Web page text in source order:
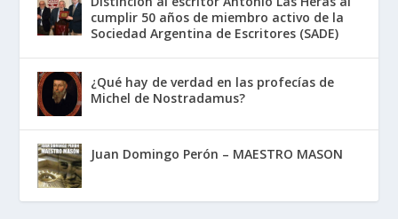
cumplir 50 años de miembro activo de la
Sociedad Argentina de Escritores (SADE)
¿Qué hay de verdad en las profecías de
Michel de Nostradamus?
Juan Domingo Perón – MAESTRO MASON